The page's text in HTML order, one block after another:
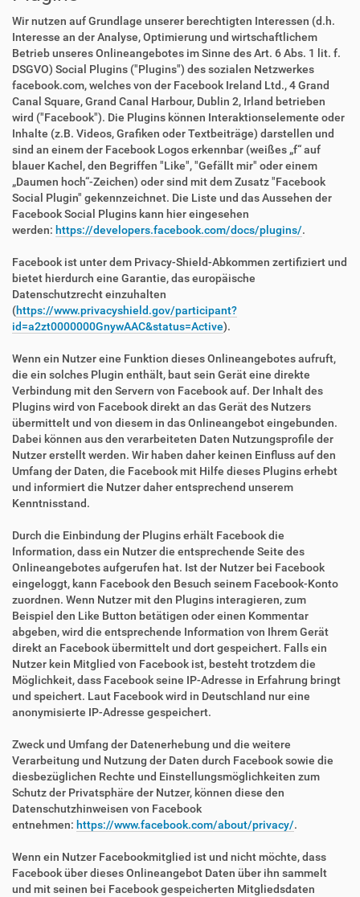
Wir nutzen auf Grundlage unserer berechtigten Interessen (d.h.
Interesse an der Analyse, Optimierung und wirtschaftlichem
Betrieb unseres Onlineangebotes im Sinne des Art. 6 Abs. 1 lit. f.
DSGVO) Social Plugins ("Plugins") des sozialen Netzwerkes
facebook.com, welches von der Facebook Ireland Ltd., 4 Grand
Canal Square, Grand Canal Harbour, Dublin 2, Irland betrieben
wird ("Facebook"). Die Plugins können Interaktionselemente oder
Inhalte (z.B. Videos, Grafiken oder Textbeiträge) darstellen und
sind an einem der Facebook Logos erkennbar (weißes „f“ auf
blauer Kachel, den Begriffen "Like", "Gefällt mir" oder einem
„Daumen hoch“-Zeichen) oder sind mit dem Zusatz "Facebook
Social Plugin" gekennzeichnet. Die Liste und das Aussehen der
Facebook Social Plugins kann hier eingesehen
werden: https://developers.facebook.com/docs/plugins/.
Facebook ist unter dem Privacy-Shield-Abkommen zertifiziert und
bietet hierdurch eine Garantie, das europäische
Datenschutzrecht einzuhalten
(https://www.privacyshield.gov/participant?
id=a2zt0000000GnywAAC&status=Active).
Wenn ein Nutzer eine Funktion dieses Onlineangebotes aufruft,
die ein solches Plugin enthält, baut sein Gerät eine direkte
Verbindung mit den Servern von Facebook auf. Der Inhalt des
Plugins wird von Facebook direkt an das Gerät des Nutzers
übermittelt und von diesem in das Onlineangebot eingebunden.
Dabei können aus den verarbeiteten Daten Nutzungsprofile der
Nutzer erstellt werden. Wir haben daher keinen Einfluss auf den
Umfang der Daten, die Facebook mit Hilfe dieses Plugins erhebt
und informiert die Nutzer daher entsprechend unserem
Kenntnisstand.
Durch die Einbindung der Plugins erhält Facebook die
Information, dass ein Nutzer die entsprechende Seite des
Onlineangebotes aufgerufen hat. Ist der Nutzer bei Facebook
eingeloggt, kann Facebook den Besuch seinem Facebook-Konto
zuordnen. Wenn Nutzer mit den Plugins interagieren, zum
Beispiel den Like Button betätigen oder einen Kommentar
abgeben, wird die entsprechende Information von Ihrem Gerät
direkt an Facebook übermittelt und dort gespeichert. Falls ein
Nutzer kein Mitglied von Facebook ist, besteht trotzdem die
Möglichkeit, dass Facebook seine IP-Adresse in Erfahrung bringt
und speichert. Laut Facebook wird in Deutschland nur eine
anonymisierte IP-Adresse gespeichert.
Zweck und Umfang der Datenerhebung und die weitere
Verarbeitung und Nutzung der Daten durch Facebook sowie die
diesbezüglichen Rechte und Einstellungsmöglichkeiten zum
Schutz der Privatsphäre der Nutzer, können diese den
Datenschutzhinweisen von Facebook
entnehmen: https://www.facebook.com/about/privacy/.
Wenn ein Nutzer Facebookmitglied ist und nicht möchte, dass
Facebook über dieses Onlineangebot Daten über ihn sammelt
und mit seinen bei Facebook gespeicherten Mitgliedsdaten